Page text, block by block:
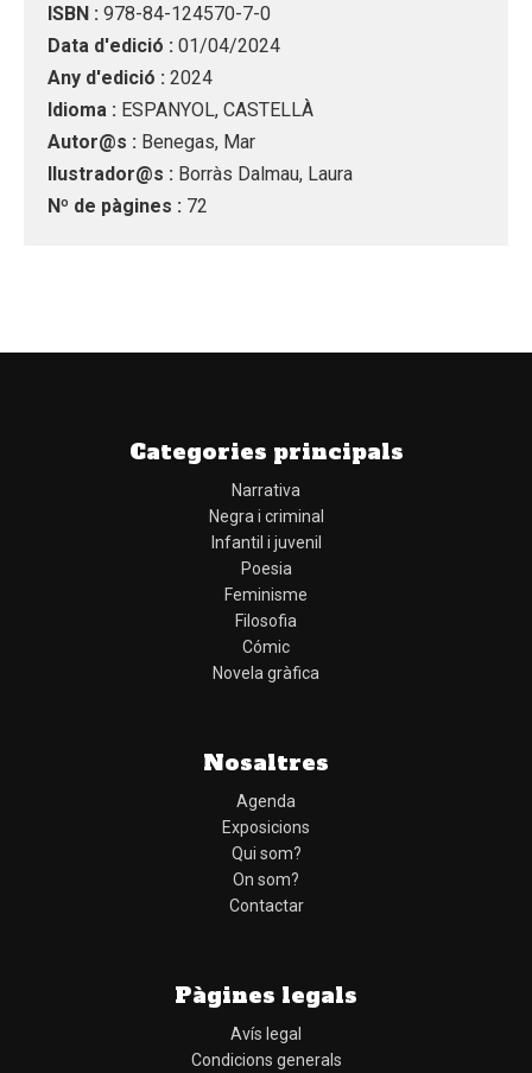
ISBN : 978-84-124570-7-0
Data d'edició : 01/04/2024
Any d'edició : 2024
Idioma : ESPANYOL, CASTELLÀ
Autor@s : Benegas, Mar
Ilustrador@s : Borràs Dalmau, Laura
Nº de pàgines : 72
Categories principals
Narrativa
Negra i criminal
Infantil i juvenil
Poesia
Feminisme
Filosofia
Cómic
Novela gràfica
Nosaltres
Agenda
Exposicions
Qui som?
On som?
Contactar
Pàgines legals
Avís legal
Condicions generals